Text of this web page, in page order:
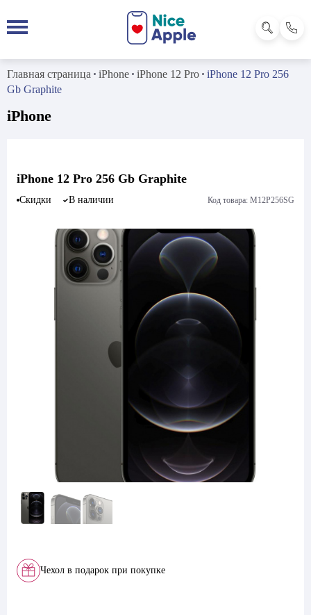
Главная страница iPhone iPhone 12 Pro
iPhone 12 Pro 256
Gb Graphite
iPhone
iPhone 12 Pro 256 Gb Graphite
Скидки В наличии Код товара: M12P256SG
Чехол в подарок при покупке